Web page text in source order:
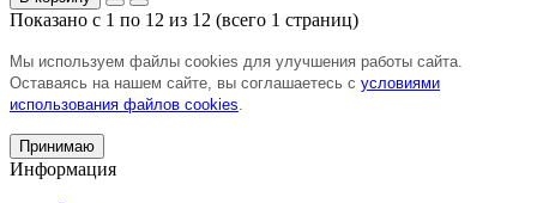
Показано с 1 по 12 из 12 (всего 1 страниц)
Мы используем файлы cookies для улучшения работы сайта.
Оставаясь на нашем сайте, вы соглашаетесь с условиями
использования файлов cookies
Принимаю
Информация